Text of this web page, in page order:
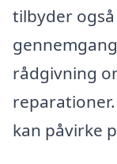
tilbyder
rådgivning
kan påvirke